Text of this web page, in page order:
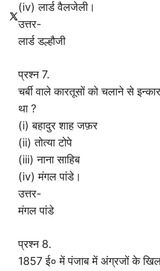
(iv) लार्ड वैलजेली।
उत्तर-
लार्ड डल्हौजी
प्रश्न 7.
चर्बी वाले कारतूसों को चलाने से
था ?
(i) बहादुर शाह जफ़र
(ii) तोत्या टोपे
(iii) नाना साहिब
(iv) मंगल पांडे।
उत्तर-
मंगल पांडे
प्रश्न 8.
1857 ई० में पंजाब में अंग्रजों के